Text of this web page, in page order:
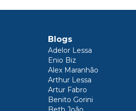
Blogs
Adelor Lessa
Enio Biz
Alex Maranhão
Arthur Lessa
Artur Fabro
Benito Gorini